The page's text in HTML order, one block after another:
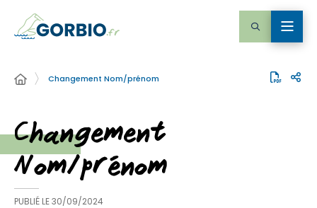
Changement Nom/prénom
Changement
Nom/prénom
PUBLIÉ LE30/09/2024